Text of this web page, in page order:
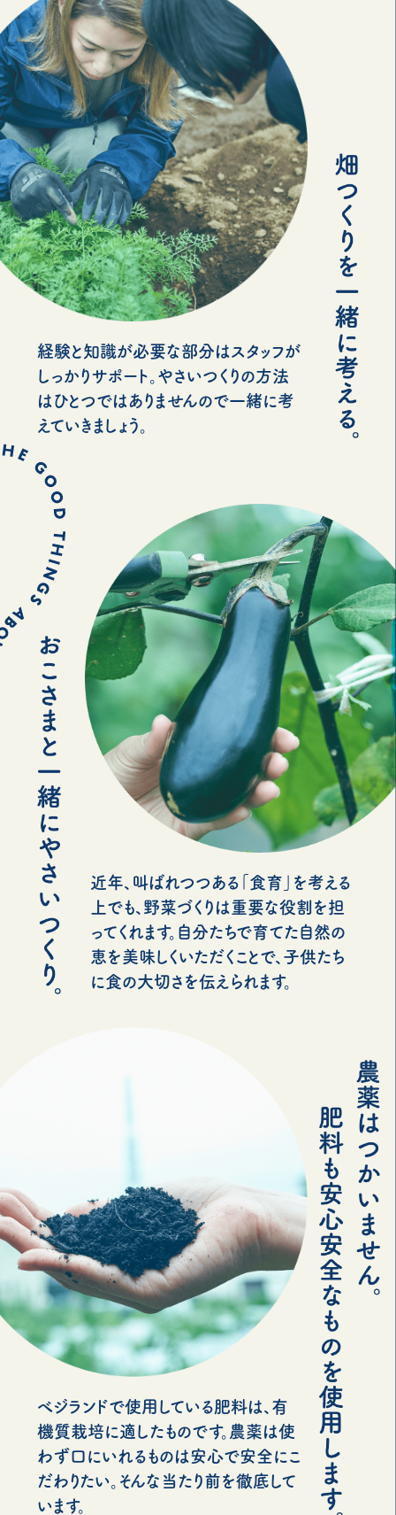
経験と知識が必要な部分はスタッフが
しっかりサポート。やさいつくりの方法
はひとつではありませんので一緒に考
えていきましょう。
近年、叫ばれつつある「食育」を考える
上でも、野菜づくりは重要な役割を担
ってくれます。自分たちで育てた自然の
恵を美味しくいただくことで、子供たち
に食の大切さを伝えられます。
べジランドで使用している肥料は、有
機質栽培に適したものです。農薬は使
わず口にいれるものは安心で安全にこ
だわりたい。そんな当たり前を徹底して
います。